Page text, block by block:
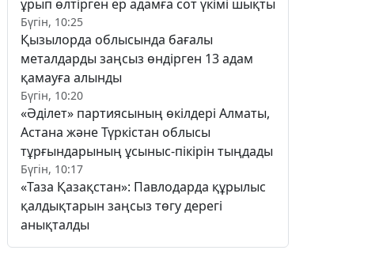
ұрып өлтірген ер адамға сот үкімі шықты
Бүгін, 10:25
Қызылорда облысында бағалы
металдарды заңсыз өндірген 13 адам
қамауға алынды
Бүгін, 10:20
«Әділет» партиясының өкілдері Алматы,
Астана және Түркістан облысы
тұрғындарының ұсыныс-пікірін тыңдады
Бүгін, 10:17
«Таза Қазақстан»: Павлодарда құрылыс
қалдықтарын заңсыз төгу дерегі
анықталды